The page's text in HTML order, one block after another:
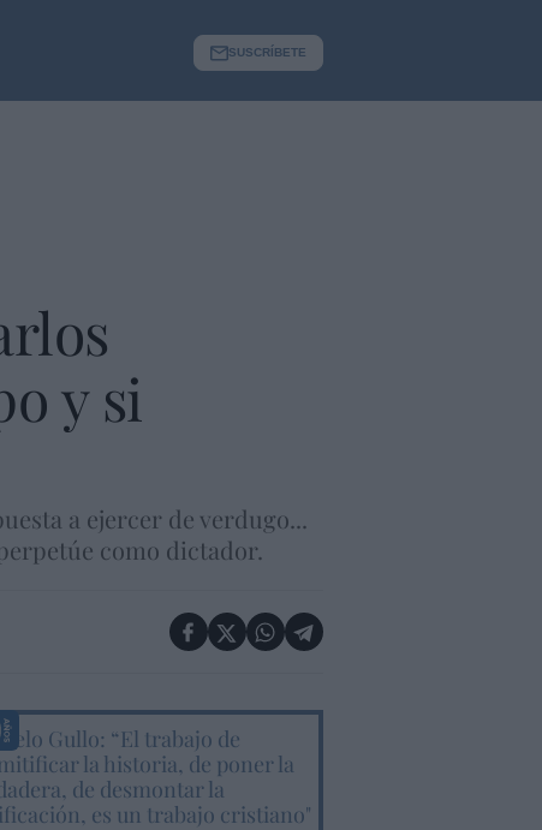
SUSCRÍBETE
y si
a ejercer de verdugo...
como dictador.
Gullo: “El trabajo de
la historia, de poner la
de desmontar la
es un trabajo cristiano"